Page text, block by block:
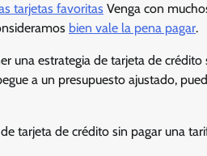
tarjetas favoritas Venga con
bien vale la pena pagar.
una estrategia de tarjeta de
a un presupuesto ajustado,
tarjeta de crédito sin pagar una